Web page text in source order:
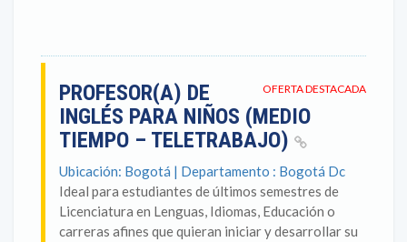
OFERTA DESTACADA
PROFESOR(A) DE
INGLÉS PARA NIÑOS (MEDIO
TIEMPO – TELETRABAJO)
Ubicación: Bogotá | Departamento : Bogotá Dc
Ideal para estudiantes de últimos semestres de
Licenciatura en Lenguas, Idiomas, Educación o
carreras afines que quieran iniciar y desarrollar su